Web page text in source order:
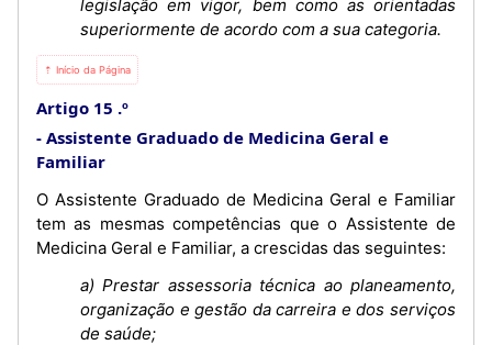
legislação em vigor, bem como as orientadas
superiormente de acordo com a sua categoria.
⇡ Início da Página
Artigo 15 .º
Assistente Graduado de Medicina Geral e
Familiar
O Assistente Graduado de Medicina Geral e Familiar
tem as mesmas competências que o Assistente de
Medicina Geral e Familiar, a crescidas das seguintes:
a) Prestar assessoria técnica ao planeamento,
organização e gestão da carreira e dos serviços
de saúde;